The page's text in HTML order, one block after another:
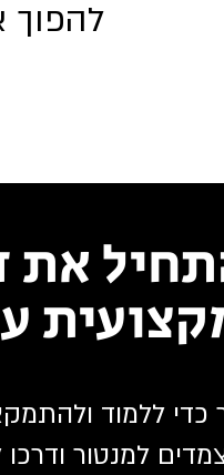
להפוך
את
כדי ללמוד
למנטור